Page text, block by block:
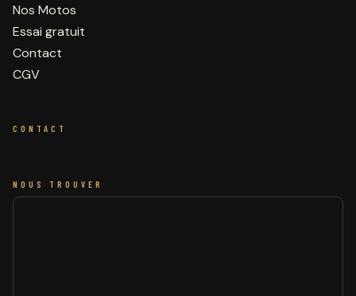
Nos Motos
Essai gratuit
Contact
CGV
CONTACT
NOUS TROUVER